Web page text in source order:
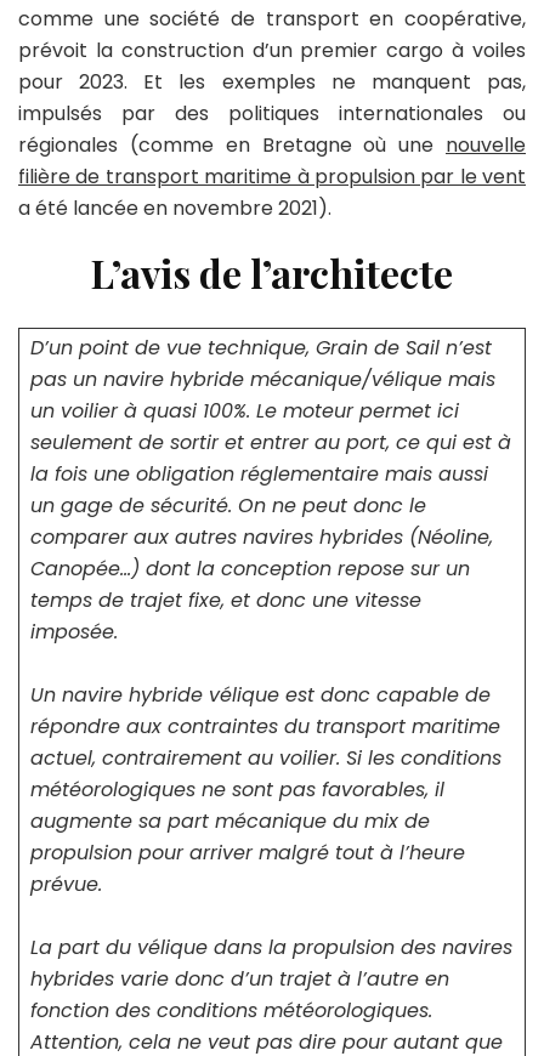
comme une société de transport en coopérative,
prévoit la construction d’un premier cargo à voiles
pour 2023. Et les exemples ne manquent pas,
impulsés par des politiques internationales ou
régionales (comme en Bretagne où une nouvelle
filière de transport maritime à propulsion par le vent
a été lancée en novembre 2021).
L’avis de l’architecte
D’un point de vue technique, Grain de Sail n’est
pas un navire hybride mécanique/vélique mais
un voilier à quasi 100%. Le moteur permet ici
seulement de sortir et entrer au port, ce qui est à
la fois une obligation réglementaire mais aussi
un gage de sécurité. On ne peut donc le
comparer aux autres navires hybrides (Néoline,
Canopée…) dont la conception repose sur un
temps de trajet fixe, et donc une vitesse
imposée.
Un navire hybride vélique est donc capable de
répondre aux contraintes du transport maritime
actuel, contrairement au voilier. Si les conditions
météorologiques ne sont pas favorables, il
augmente sa part mécanique du mix de
propulsion pour arriver malgré tout à l’heure
prévue.
La part du vélique dans la propulsion des navires
hybrides varie donc d’un trajet à l’autre en
fonction des conditions météorologiques.
Attention, cela ne veut pas dire pour autant que